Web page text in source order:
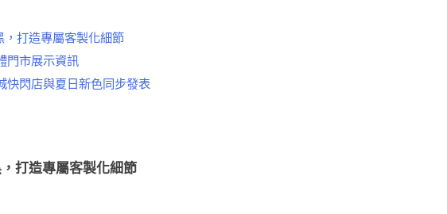
打造專屬客製化細節
門市展示資訊
快閃店與夏日新色同步發表
打造專屬客製化細節